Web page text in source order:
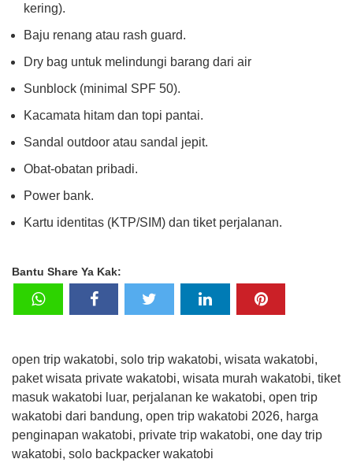
kering).
Baju renang atau rash guard.
Dry bag untuk melindungi barang dari air
Sunblock (minimal SPF 50).
Kacamata hitam dan topi pantai.
Sandal outdoor atau sandal jepit.
Obat-obatan pribadi.
Power bank.
Kartu identitas (KTP/SIM) dan tiket perjalanan.
Bantu Share Ya Kak:
open trip wakatobi, solo trip wakatobi, wisata wakatobi,
paket wisata private wakatobi, wisata murah wakatobi, tiket
masuk wakatobi luar, perjalanan ke wakatobi, open trip
wakatobi dari bandung, open trip wakatobi 2026, harga
penginapan wakatobi, private trip wakatobi, one day trip
wakatobi, solo backpacker wakatobi